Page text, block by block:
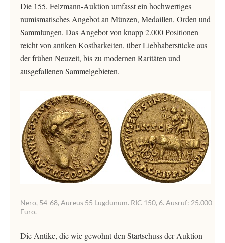
Die 155. Felzmann-Auktion umfasst ein hochwertiges
numismatisches Angebot an Münzen, Medaillen, Orden und
Sammlungen. Das Angebot von knapp 2.000 Positionen
reicht von antiken Kostbarkeiten, über Liebhaberstücke aus
der frühen Neuzeit, bis zu modernen Raritäten und
ausgefallenen Sammelgebieten.
Nero, 54-68, Aureus 55 Lugdunum. RIC 150, 6. Ausruf: 25.000
Euro.
Die Antike, die wie gewohnt den Startschuss der Auktion